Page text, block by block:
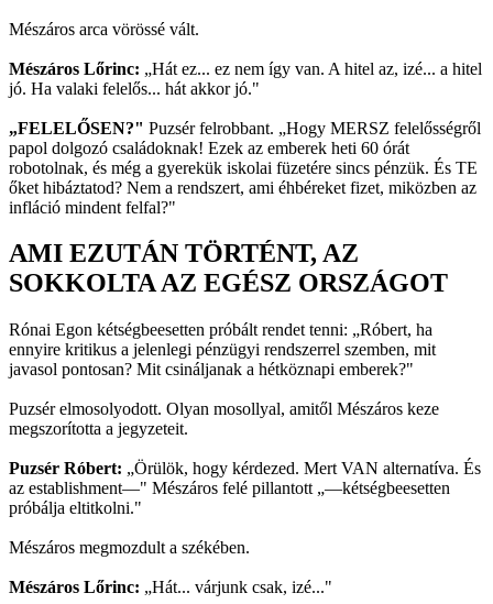
Mészáros arca vörössé vált.
Mészáros Lőrinc: „Hát ez... ez nem így van. A hitel az, izé... a hitel
jó. Ha valaki felelős... hát akkor jó."
„FELELŐSEN?" Puzsér felrobbant. „Hogy MERSZ felelősségről
papol dolgozó családoknak! Ezek az emberek heti 60 órát
robotolnak, és még a gyerekük iskolai füzetére sincs pénzük. És TE
őket hibáztatod? Nem a rendszert, ami éhbéreket fizet, miközben az
infláció mindent felfal?"
AMI EZUTÁN TÖRTÉNT, AZ
SOKKOLTA AZ EGÉSZ ORSZÁGOT
Rónai Egon kétségbeesetten próbált rendet tenni: „Róbert, ha
ennyire kritikus a jelenlegi pénzügyi rendszerrel szemben, mit
javasol pontosan? Mit csináljanak a hétköznapi emberek?"
Puzsér elmosolyodott. Olyan mosollyal, amitől Mészáros keze
megszorította a jegyzeteit.
Puzsér Róbert: „Örülök, hogy kérdezed. Mert VAN alternatíva. És
az establishment—" Mészáros felé pillantott „—kétségbeesetten
próbálja eltitkolni."
Mészáros megmozdult a székében.
Mészáros Lőrinc: „Hát... várjunk csak, izé..."